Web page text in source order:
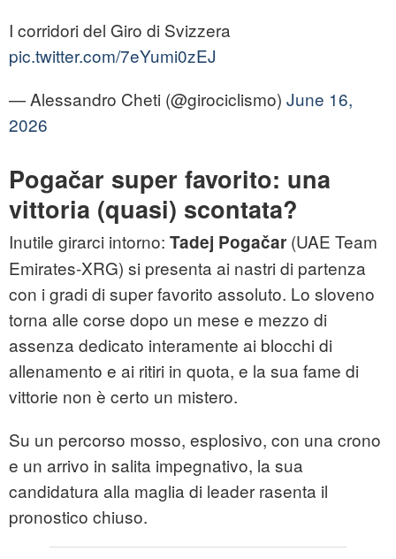
I corridori del Giro di Svizzera
pic.twitter.com/7eYumi0zEJ
— Alessandro Cheti (@girociclismo) June 16,
2026
Pogačar super favorito: una
vittoria (quasi) scontata?
Inutile girarci intorno: Tadej Pogačar (UAE Team
Emirates-XRG) si presenta ai nastri di partenza
con i gradi di super favorito assoluto. Lo sloveno
torna alle corse dopo un mese e mezzo di
assenza dedicato interamente ai blocchi di
allenamento e ai ritiri in quota, e la sua fame di
vittorie non è certo un mistero.
Su un percorso mosso, esplosivo, con una crono
e un arrivo in salita impegnativo, la sua
candidatura alla maglia di leader rasenta il
pronostico chiuso.